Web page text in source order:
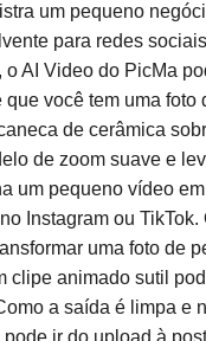
um pequeno
para redes
o AI Video do PicMa
que você tem uma foto
de cerâmica
de zoom suave e
um pequeno vídeo
Instagram ou TikTok.
uma foto de
clipe animado sutil
a saída é limpa e
ir do upload à